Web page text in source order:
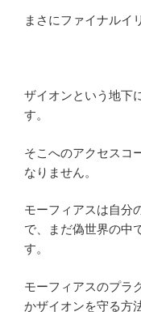
まさにファイナルイ
ザイオンという地下
す。
そこへのアクセスコ
なりません。
モーフィアスは自分
で、まだ偽世界の中
す。
モーフィアスのプラ
かザイオンを守る方